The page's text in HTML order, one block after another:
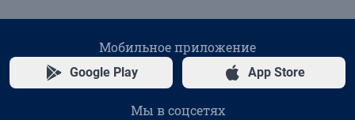
Мобильное приложение
Google Play App Store
Мы в соцсетях